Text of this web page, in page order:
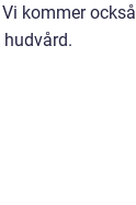
kommer också